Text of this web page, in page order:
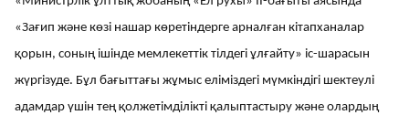
«Зағип және көзі нашар көретіндерге арналған кітапханалар
қорын, соның ішінде мемлекеттік тілдегі ұлғайту» іс-шарасын
жүргізуде. Бұл бағыттағы жұмыс еліміздегі мүмкіндігі шектеулі
адамдар үшін тең қолжетімділікті қалыптастыру және олардың